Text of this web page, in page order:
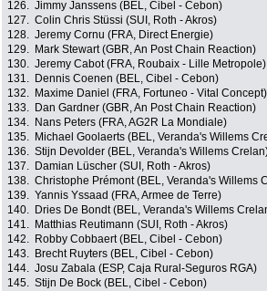
126. Jimmy Janssens (BEL, Cibel - Cebon)
127. Colin Chris Stüssi (SUI, Roth - Akros)
128. Jeremy Cornu (FRA, Direct Energie)
129.
Mark Stewart (GBR, An Post Chain Reaction)
130. Jeremy Cabot (FRA, Roubaix - Lille Metropole)
131.
Dennis Coenen (BEL, Cibel - Cebon)
132.
Maxime Daniel (FRA, Fortuneo - Vital Concept)
133.
Dan Gardner (GBR, An Post Chain Reaction)
134.
Nans Peters (FRA, AG2R La Mondiale)
135.
Michael Goolaerts (BEL, Veranda's Willems
136. Stijn Devolder (BEL, Veranda's Willems
137.
Damian Lüscher (SUI, Roth - Akros)
138. Christophe Prémont (BEL, Veranda's Willems
139. Yannis Yssaad (FRA, Armee de Terre)
140.
Dries De Bondt (BEL, Veranda's Willems
141.
Matthias Reutimann (SUI, Roth - Akros)
142.
Robby Cobbaert (BEL, Cibel - Cebon)
143.
Brecht Ruyters (BEL, Cibel - Cebon)
144. Josu Zabala (ESP, Caja Rural-Seguros RGA)
145. Stijn De Bock (BEL, Cibel - Cebon)